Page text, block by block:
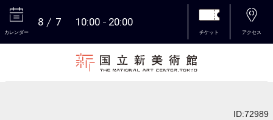
カレンダー
8 7 10:00 20:00
チケット アクセス
ID:72989